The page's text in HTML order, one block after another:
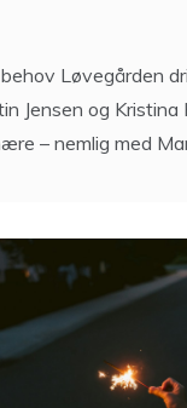
Løvegården
Jensen og Kristina
– nemlig med